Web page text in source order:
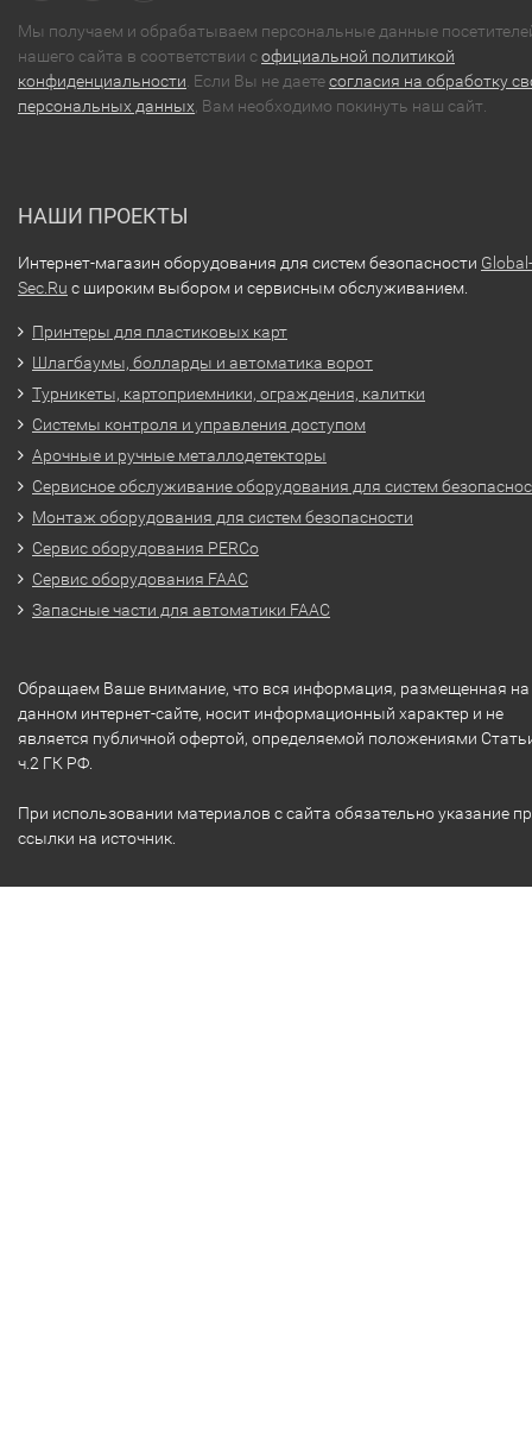
Мы получаем и обрабатываем персональные данные
нашего сайта в соответствии софициальной политикой
конфиденциальности . Если Вы не даетесогласия на обработку
персональных данных , Вам необходимо покинуть наш сайт.
НАШИ ПРОЕКТЫ
Интернет-магазин оборудования для систем безопасности Global-
Sec.Ru с широким выбором и сервисным обслуживанием.
Принтеры для пластиковых карт
Шлагбаумы, болларды и автоматика ворот
Турникеты, картоприемники, ограждения, калитки
Системы контроля и управления доступом
Арочные и ручные металлодетекторы
Сервисное обслуживание оборудования для систем
Монтаж оборудования для систем безопасности
Сервис оборудования PERCo
Сервис оборудования FAAC
Запасные части для автоматики FAAC
Обращаем Ваше внимание, что вся информация, размещенная на
данном интернет-сайте, носит информационный характер и не
является публичной офертой, определяемой положениями
ч.2 ГК РФ.
При использовании материалов с сайта обязательно указание
ссылки на источник.